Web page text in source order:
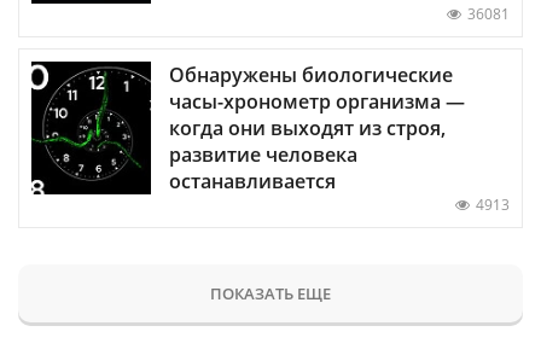
36081
Обнаружены биологические
часы-хронометр организма —
когда они выходят из строя,
развитие человека
останавливается
4913
ПОКАЗАТЬ ЕЩЕ